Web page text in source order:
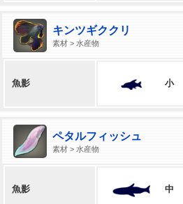
キンツギククリ
素材 > 水産物
魚影 小
ペタルフィッシュ
素材 > 水産物
魚影 中